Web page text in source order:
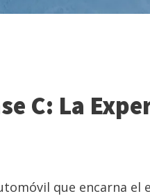
C: La
que encarna